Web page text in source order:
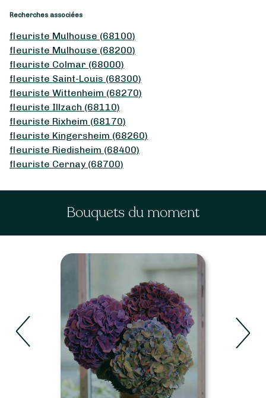
Recherches associées
fleuriste Mulhouse (68100)
fleuriste Mulhouse (68200)
fleuriste Colmar (68000)
fleuriste Saint-Louis (68300)
fleuriste Wittenheim (68270)
fleuriste Illzach (68110)
fleuriste Rixheim (68170)
fleuriste Kingersheim (68260)
fleuriste Riedisheim (68400)
fleuriste Cernay (68700)
Bouquets du moment